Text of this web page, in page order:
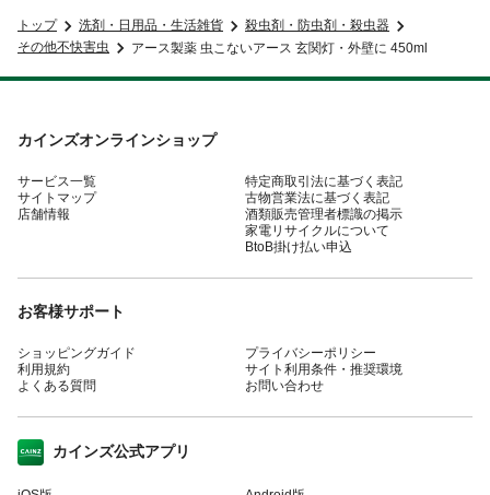
トップ 洗剤・日用品・生活雑貨
殺虫剤・防虫剤・殺虫器
その他不快害虫
アース製薬 虫こないアース 玄関灯・外壁に 450ml
カインズオンラインショップ
サービス一覧
サイトマップ
店舗情報
特定商取引法に基づく表記
古物営業法に基づく表記
酒類販売管理者標識の掲示
家電リサイクルについて
BtoB掛け払い申込
お客様サポート
ショッピングガイド
利用規約
よくある質問
プライバシーポリシー
サイト利用条件・推奨環境
お問い合わせ
カインズ公式アプリ